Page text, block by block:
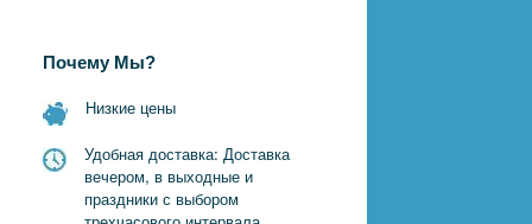
Почему Мы?
Низкие цены
Удобная доставка: Доставка
вечером, в выходные и
праздники с выбором